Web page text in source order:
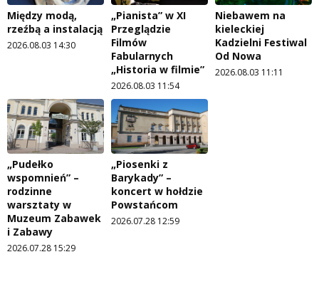
Między modą,
rzeźbą a instalacją
2026.08.03 14:30
„Pianista” w XI
Przeglądzie
Filmów
Fabularnych
„Historia w filmie”
2026.08.03 11:54
Niebawem na
kieleckiej
Kadzielni Festiwal
Od Nowa
2026.08.03 11:11
„Pudełko
wspomnień” –
rodzinne
warsztaty w
Muzeum Zabawek
i Zabawy
2026.07.28 15:29
„Piosenki z
Barykady” –
koncert w hołdzie
Powstańcom
2026.07.28 12:59